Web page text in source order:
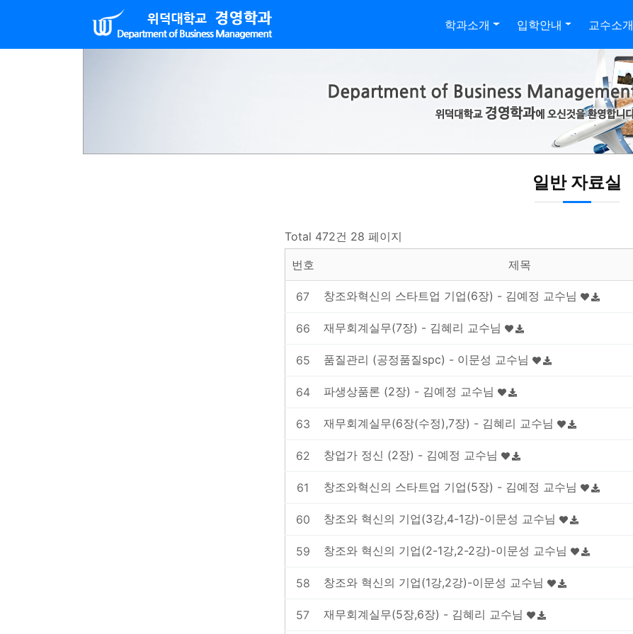
학과소개 입학안내 교수소개
일반 자료실
Total 472건 28 페이지
번호
제목
67 창조와혁신의 스타트업 기업(6장) - 김예정 교수님
66 재무회계실무(7장) - 김혜리 교수님
65 품질관리 (공정품질spc) - 이문성 교수님
64 파생상품론 (2장) - 김예정 교수님
63 재무회계실무(6장(수정),7장) - 김혜리 교수님
62 창업가 정신 (2장) - 김예정 교수님
61 창조와혁신의 스타트업 기업(5장) - 김예정 교수님
60 창조와 혁신의 기업(3강,4-1강)-이문성 교수님
59 창조와 혁신의 기업(2-1강,2-2강)-이문성 교수님
58 창조와 혁신의 기업(1강,2강)-이문성 교수님
57 재무회계실무(5장,6장) - 김혜리 교수님